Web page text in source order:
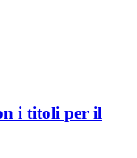
i titoli per il